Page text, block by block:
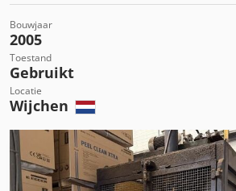
Bouwjaar
2005
Toestand
Gebruikt
Locatie
Wijchen